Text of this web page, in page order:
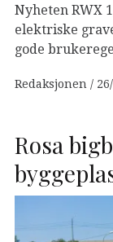
Nyheten RWX
elektriske
gode
Redaksjonen
Rosa